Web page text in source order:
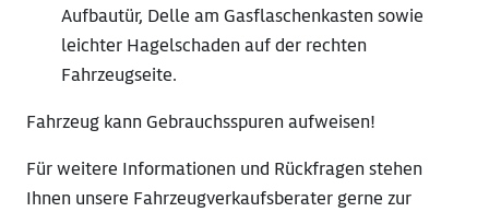
Aufbautür, Delle am Gasflaschenkasten sowie
leichter Hagelschaden auf der rechten
Fahrzeugseite.
Fahrzeug kann Gebrauchsspuren aufweisen!
Für weitere Informationen und Rückfragen stehen
Ihnen unsere Fahrzeugverkaufsberater gerne zur